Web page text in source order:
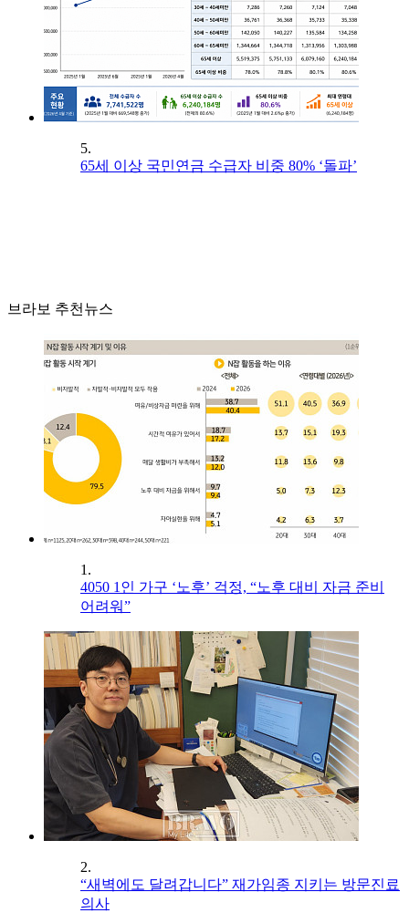
5.
65세 이상 국민연금 수급자 비중 80% ‘돌파’
브라보 추천뉴스
1.
4050 1인 가구 ‘노후’ 걱정, “노후 대비 자금 준비
어려워”
2.
“새벽에도 달려갑니다” 재가임종 지키는 방문진료
의사